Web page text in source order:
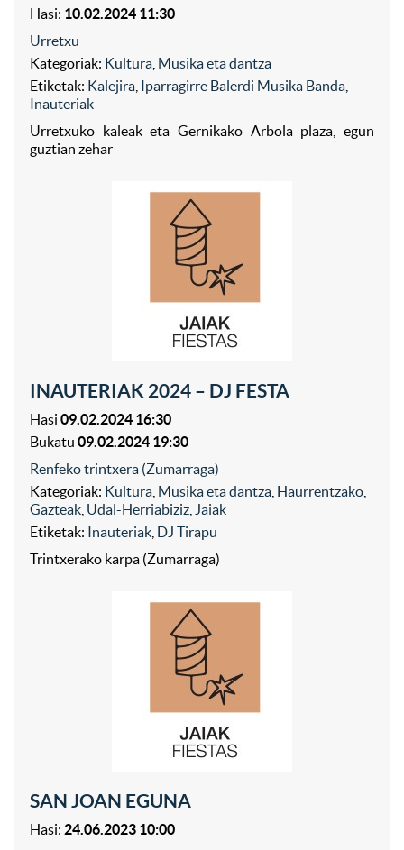
Hasi: 10.02.2024 11:30
Urretxu
Kategoriak: Kultura Musika eta dantza
Etiketak: Kalejira Iparragirre Balerdi Musika Banda
Inauteriak
Urretxuko kaleak eta Gernikako Arbola plaza, egun
guztian zehar
INAUTERIAK 2024 – DJ FESTA
Hasi 09.02.2024 16:30
Bukatu 09.02.2024 19:30
Renfeko trintxera (Zumarraga)
Kategoriak: Kultura Musika eta dantza Haurrentzako
Gazteak Udal-Herriabiziz Jaiak
Etiketak: Inauteriak DJ Tirapu
Trintxerako karpa (Zumarraga)
SAN JOAN EGUNA
Hasi: 24.06.2023 10:00